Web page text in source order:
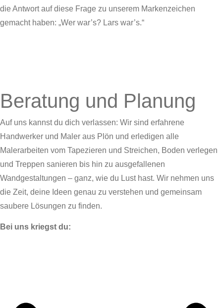
die Antwort auf diese Frage zu unserem Markenzeichen
gemacht haben: „Wer war’s? Lars war’s.“
Beratung und Planung
Auf uns kannst du dich verlassen: Wir sind erfahrene
Handwerker und Maler aus Plön und erledigen alle
Malerarbeiten vom Tapezieren und Streichen, Boden verlegen
und Treppen sanieren bis hin zu ausgefallenen
Wandgestaltungen – ganz, wie du Lust hast. Wir nehmen uns
die Zeit, deine Ideen genau zu verstehen und gemeinsam
saubere Lösungen zu finden.
Bei uns kriegst du: